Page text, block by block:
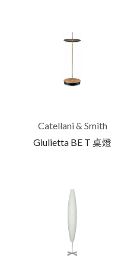
Catellani & Smith
Giulietta BE T 桌燈